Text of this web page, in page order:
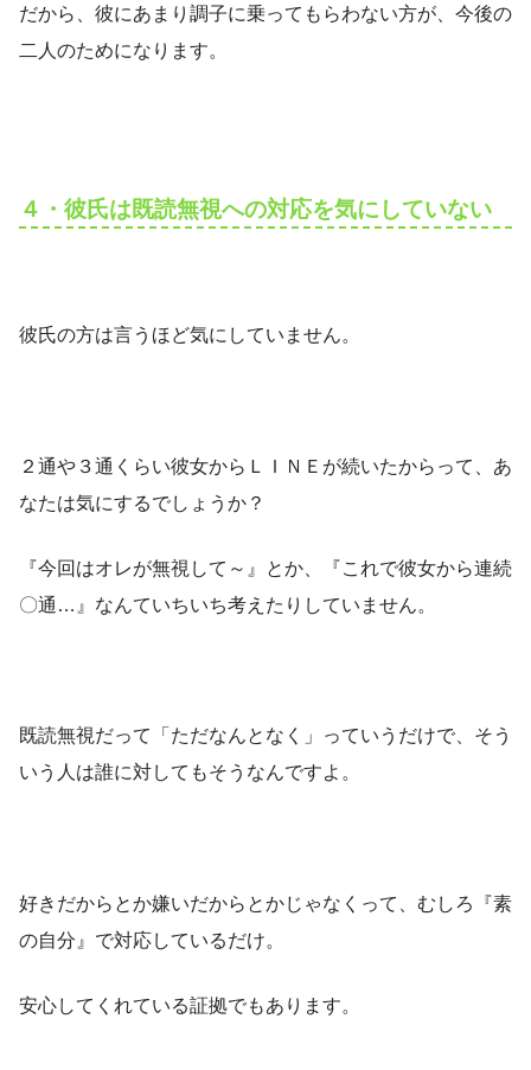
だから、彼にあまり調子に乗ってもらわない方が、今後の
二人のためになります。
４・彼氏は既読無視への対応を気にしていない
彼氏の方は言うほど気にしていません。
２通や３通くらい彼女からＬＩＮＥが続いたからって、あ
なたは気にするでしょうか？
『今回はオレが無視して～』とか、『これで彼女から連続
〇通…』なんていちいち考えたりしていません。
既読無視だって「ただなんとなく」っていうだけで、そう
いう人は誰に対してもそうなんですよ。
好きだからとか嫌いだからとかじゃなくって、むしろ『素
の自分』で対応しているだけ。
安心してくれている証拠でもあります。